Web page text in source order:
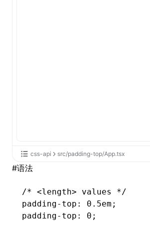
css-api src/padding-top/App.tsx
#语法
/* <length> values */
padding-top : 0.5em;
padding-top : 0;